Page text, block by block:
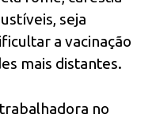
seja
a vacinação
mais distantes.
no